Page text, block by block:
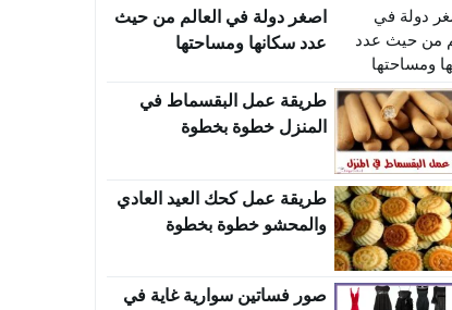
اصغر دولة في العالم من حيث
عدد سكانها ومساحتها
طريقة عمل البقسماط في
المنزل خطوة بخطوة
طريقة عمل كحك العيد العادي
والمحشو خطوة بخطوة
صور فساتين سوارية غاية في